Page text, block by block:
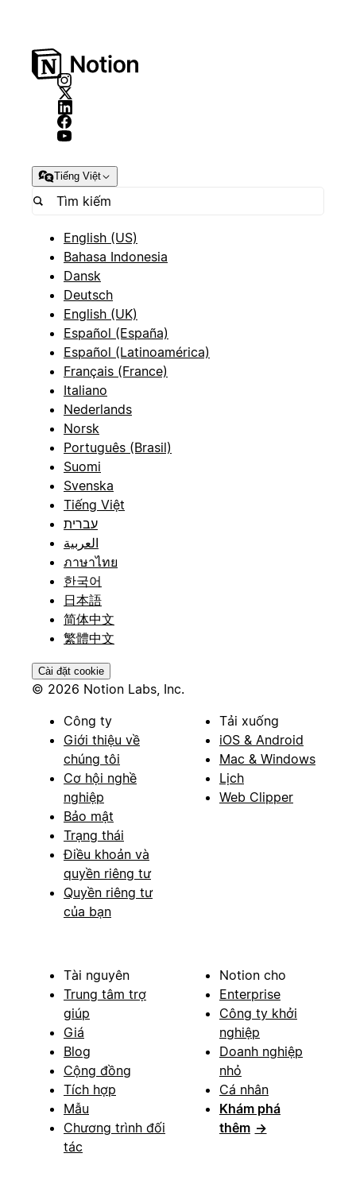
Tiếng Việt
English (US)
Bahasa Indonesia
Dansk
Deutsch
English (UK)
Español (España)
Español (Latinoamérica)
Français (France)
Italiano
Nederlands
Norsk
Português (Brasil)
Suomi
Svenska
Tiếng Việt
עברית
العربية
ภาษาไทย
한국어
日本語
简体中文
繁體中文
Cài đặt cookie
© 2026 Notion Labs, Inc.
Công ty
Giới thiệu về
chúng tôi
Cơ hội nghề
nghiệp
Bảo mật
Trạng thái
Điều khoản và
quyền riêng tư
Quyền riêng tư
của bạn
Tải xuống
iOS & Android
Mac & Windows
Lịch
Web Clipper
Tài nguyên
Trung tâm trợ
giúp
Giá
Blog
Cộng đồng
Tích hợp
Mẫu
Chương trình đối
tác
Notion cho
Enterprise
Công ty khởi
nghiệp
Doanh nghiệp
nhỏ
Cá nhân
Khám phá
thêm →